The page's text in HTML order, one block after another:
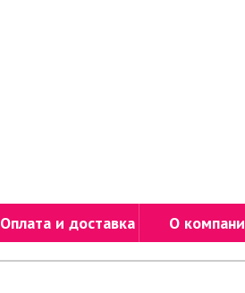
Оплата и доставка О